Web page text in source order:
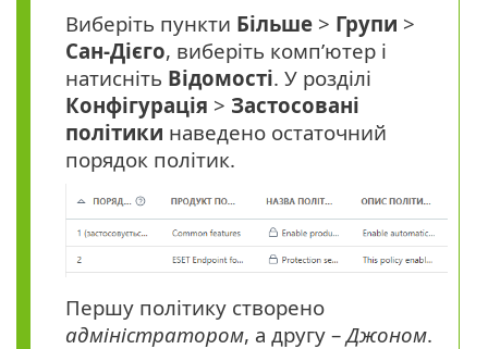
Виберіть пункти Більше > Групи >
Сан-Дієго, виберіть комп’ютер і
натисніть Відомості. У розділі
Конфігурація > Застосовані
політики наведено остаточний
порядок політик.
Першу політику створено
адміністратором, а другу –Джоном.